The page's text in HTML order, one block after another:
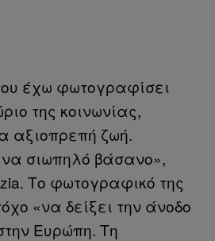
έχω φωτογραφίσει
της κοινωνίας,
αξιοπρεπή ζωή.
σιωπηλό βάσανο»,
Το φωτογραφικό της
«να δείξει την άνοδο
Ευρώπη. Τη